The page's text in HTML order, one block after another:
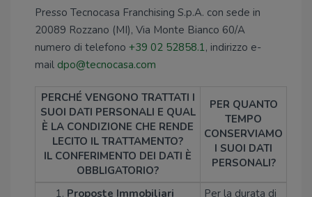
Presso Tecnocasa Franchising S.p.A. con sede in
20089 Rozzano (MI), Via Monte Bianco 60/A
numero di telefono +39 02 52858.1, indirizzo e-
mail dpo@tecnocasa.com
PERCHÉ VENGONO TRATTATI I
SUOI DATI PERSONALI E QUAL
È LA CONDIZIONE CHE RENDE
LECITO IL TRATTAMENTO?
IL CONFERIMENTO DEI DATI È
OBBLIGATORIO?
PER QUANTO
TEMPO
CONSERVIAMO
I SUOI DATI
PERSONALI?
Proposte Immobiliari
Per la durata di